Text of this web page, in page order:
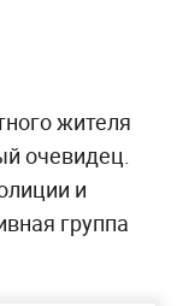
жителя
очевидец.
и
группа